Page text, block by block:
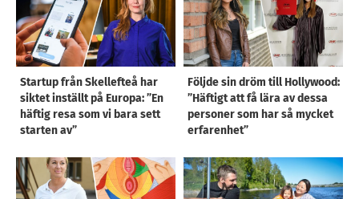
Startup från Skellefteå har
siktet inställt på Europa: ”En
häftig resa som vi bara sett
starten av”
Följde sin dröm till Hollywood:
”Häftigt att få lära av dessa
personer som har så mycket
erfarenhet”